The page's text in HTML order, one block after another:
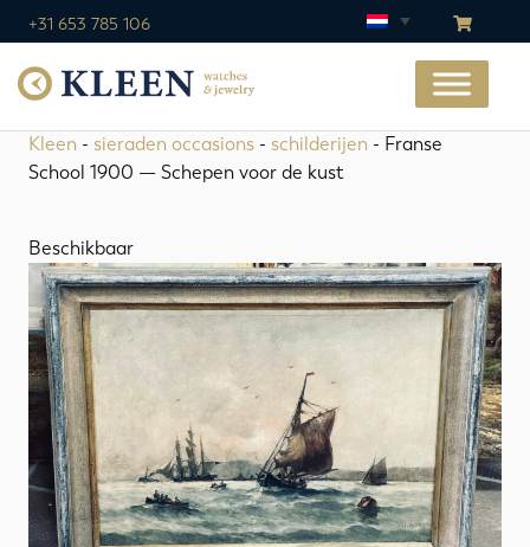
+31 653 785 106
Kleen - sieraden occasions - schilderijen - Franse
School 1900 — Schepen voor de kust
Beschikbaar